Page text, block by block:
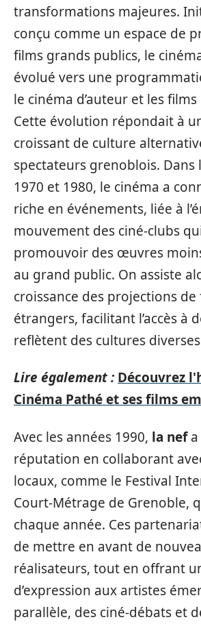
transformations majeures.
conçu comme un espace de
films grands publics, le
évolué vers une
le cinéma d’auteur et les
Cette évolution répondait à
croissant de culture
spectateurs grenoblois. Dans
1970 et 1980, le cinéma a
riche en événements, liée à
mouvement des ciné-clubs
promouvoir des œuvres
au grand public. On assiste
croissance des projections de
étrangers, facilitant l’accès à
reflètent des cultures
Lire également : Découvrez
Cinéma Pathé et ses films
Avec les années 1990, la nefa
réputation en collaborant
locaux, comme le Festival
Court-Métrage de Grenoble,
chaque année. Ces
de mettre en avant de
réalisateurs, tout en offrant
d’expression aux artistes
parallèle, des ciné-débats et